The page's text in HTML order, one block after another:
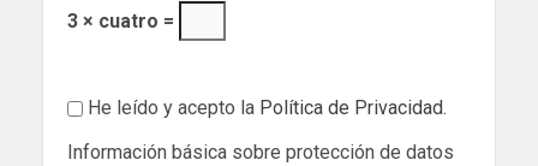
3 × cuatro =
He leído y acepto la Política de Privacidad.
Información básica sobre protección de datos